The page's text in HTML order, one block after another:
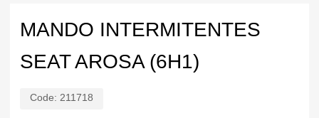
MANDO INTERMITENTES
SEAT AROSA (6H1)
Code: 211718